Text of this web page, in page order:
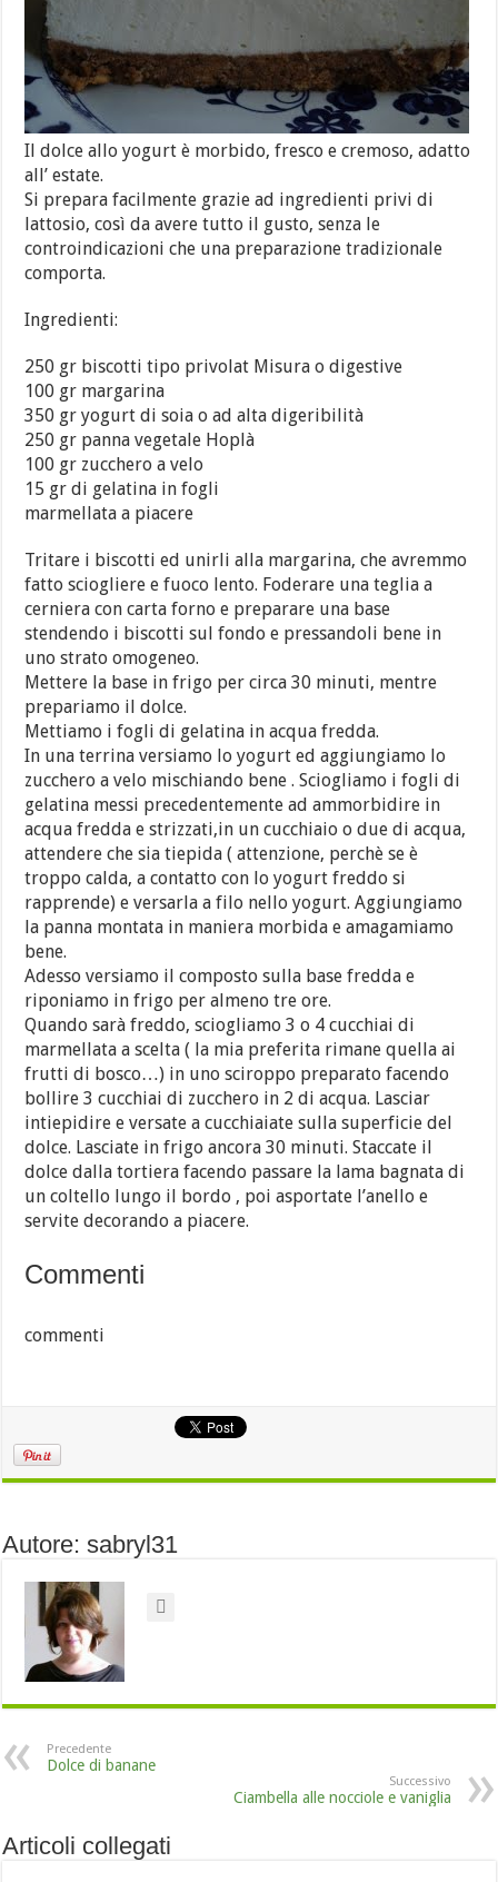
Il dolce allo yogurt è morbido, fresco e cremoso, adatto
all’ estate.
Si prepara facilmente grazie ad ingredienti privi di
lattosio, così da avere tutto il gusto, senza le
controindicazioni che una preparazione tradizionale
comporta.
Ingredienti:
250 gr biscotti tipo privolat Misura o digestive
100 gr margarina
350 gr yogurt di soia o ad alta digeribilità
250 gr panna vegetale Hoplà
100 gr zucchero a velo
15 gr di gelatina in fogli
marmellata a piacere
Tritare i biscotti ed unirli alla margarina, che avremmo
fatto sciogliere e fuoco lento. Foderare una teglia a
cerniera con carta forno e preparare una base
stendendo i biscotti sul fondo e pressandoli bene in
uno strato omogeneo.
Mettere la base in frigo per circa 30 minuti, mentre
prepariamo il dolce.
Mettiamo i fogli di gelatina in acqua fredda.
In una terrina versiamo lo yogurt ed aggiungiamo lo
zucchero a velo mischiando bene . Sciogliamo i fogli di
gelatina messi precedentemente ad ammorbidire in
acqua fredda e strizzati,in un cucchiaio o due di acqua,
attendere che sia tiepida ( attenzione, perchè se è
troppo calda, a contatto con lo yogurt freddo si
rapprende) e versarla a filo nello yogurt. Aggiungiamo
la panna montata in maniera morbida e amagamiamo
bene.
Adesso versiamo il composto sulla base fredda e
riponiamo in frigo per almeno tre ore.
Quando sarà freddo, sciogliamo 3 o 4 cucchiai di
marmellata a scelta ( la mia preferita rimane quella ai
frutti di bosco…) in uno sciroppo preparato facendo
bollire 3 cucchiai di zucchero in 2 di acqua. Lasciar
intiepidire e versate a cucchiaiate sulla superficie del
dolce. Lasciate in frigo ancora 30 minuti. Staccate il
dolce dalla tortiera facendo passare la lama bagnata di
un coltello lungo il bordo , poi asportate l’anello e
servite decorando a piacere.
Commenti
commenti
Autore: sabryl31
Precedente
Dolce di banane
Successivo
Ciambella alle nocciole e vaniglia
Articoli collegati